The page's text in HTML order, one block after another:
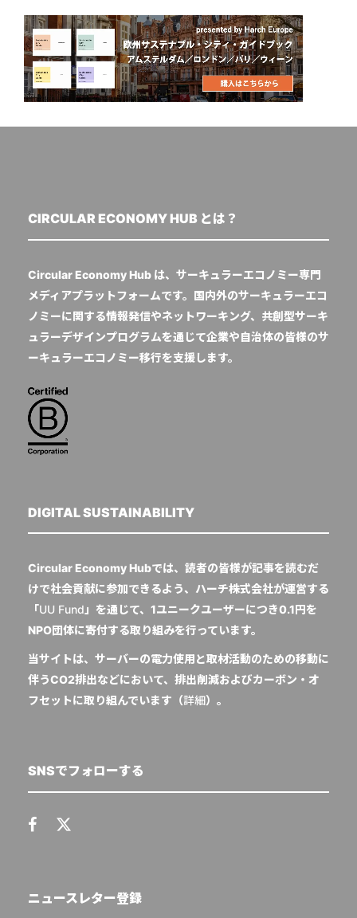
CIRCULAR ECONOMY HUB とは？
Circular Economy Hub は、サーキュラーエコノミー専門
メディアプラットフォームです。国内外のサーキュラーエコ
ノミーに関する情報発信やネットワーキング、共創型サーキ
ュラーデザインプログラムを通じて企業や自治体の皆様のサ
ーキュラーエコノミー移行を支援します。
DIGITAL SUSTAINABILITY
Circular Economy Hubでは、読者の皆様が記事を読むだ
けで社会貢献に参加できるよう、ハーチ株式会社が運営する
「UU Fund 」を通じて、1ユニークユーザーにつき0.1円を
NPO団体に寄付する取り組みを行っています。
当サイトは、サーバーの電力使用と取材活動のための移動に
伴うCO2排出などにおいて、排出削減およびカーボン・オ
フセットに取り組んでいます（詳細）。
SNSでフォローする
ニュースレター登録